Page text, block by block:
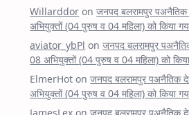
Willarddor onजनपद बलरामपुर पअनैतिक
अभियुक्तों (04 पुरुष व 04 महिला) को किया
aviator_ybPl onजनपद बलरामपुर
08 अभियुक्तों (04 पुरुष व 04 महिला) को किया
ElmerHot onजनपद बलरामपुर पअनैतिक
अभियुक्तों (04 पुरुष व 04 महिला) को किया